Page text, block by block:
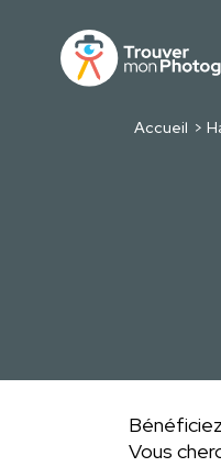
Accueil
Vous